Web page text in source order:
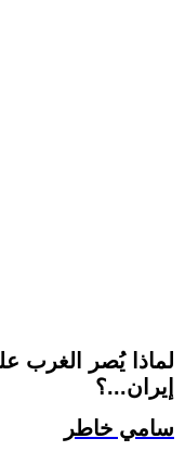
لماذا يُصر الغرب
إيران...؟
سامي خاطر